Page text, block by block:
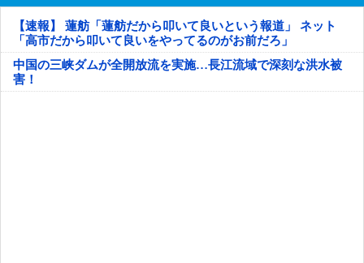
【速報】 蓮舫「蓮舫だから叩いて良いという報道」 ネット
「高市だから叩いて良いをやってるのがお前だろ」
中国の三峡ダムが全開放流を実施…長江流域で深刻な洪水被
害！